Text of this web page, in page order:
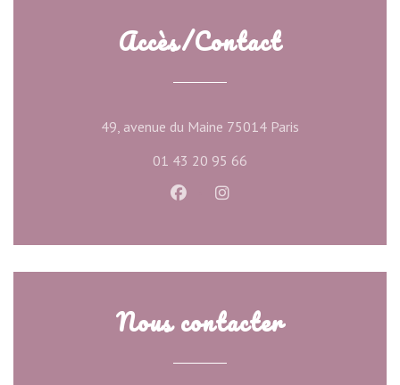
Accès/Contact
49, avenue du Maine 75014 Paris
01 43 20 95 66
Facebook ((ouvre une nouvelle
Instagram ((ouvre une
Nous contacter